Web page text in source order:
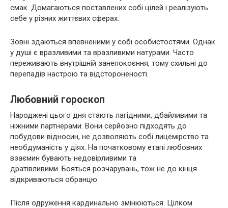
смак. Домагаються поставлених собі цілей і реалізують
себе у різних життєвих сферах.
Зовні здаються впевненими у собі особистостями. Однак
у душі є вразливими та вразливими натурами. Часто
переживають внутрішній занепокоєння, тому схильні до
перепадів настрою та відстороненості.
Любовний гороскоп
Народжені цього дня стають лагідними, дбайливими та
ніжними партнерами. Вони серйозно підходять до
побудови відносин, не дозволяють собі лицемірство та
необдуманість у діях. На початковому етапі любовних
взаємин бувають недовірливими та
дратівливими. Бояться розчарувань, тож не до кінця
відкриваються обранцю.
Після одруження кардинально змінюються. Цілком